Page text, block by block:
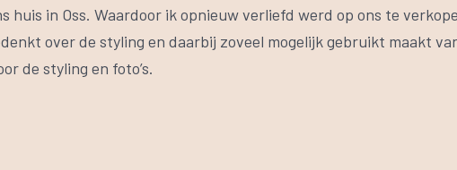
in Oss. Waardoor ik opnieuw verliefd werd op ons te
over de styling en daarbij zoveel mogelijk gebruikt maakt
de styling en foto’s.